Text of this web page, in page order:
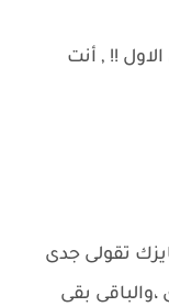
!! , أنت
تقولى جدى
بقى